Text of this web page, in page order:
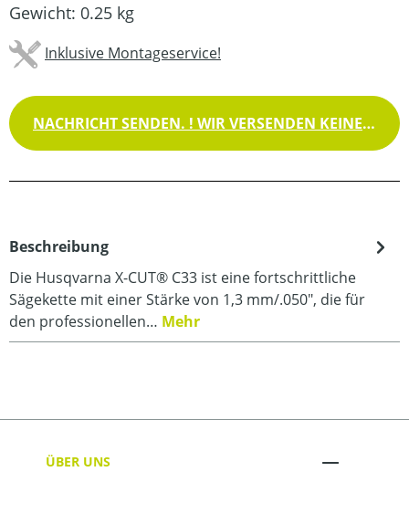
Gewicht: 0.25 kg
Inklusive Montageservice!
NACHRICHT SENDEN. ! WIR VERSENDEN KEINE WAREN !
Beschreibung
Die Husqvarna X-CUT® C33 ist eine fortschrittliche
Sägekette mit einer Stärke von 1,3 mm/.050", die für
den professionellen… Mehr
ÜBER UNS